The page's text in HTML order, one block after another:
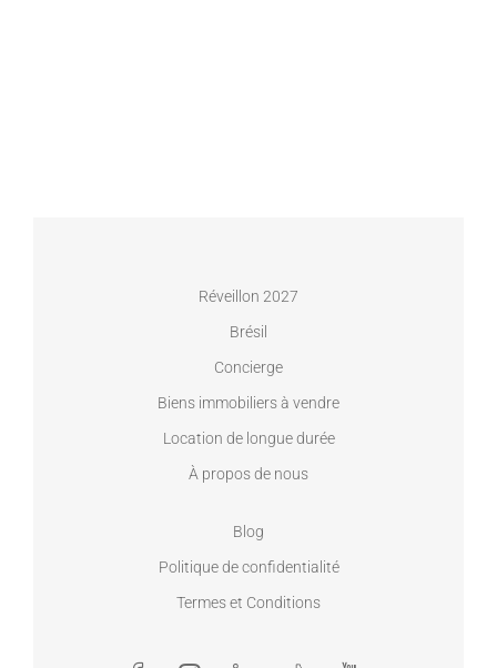
Réveillon 2027
Brésil
Concierge
Biens immobiliers à vendre
Location de longue durée
À propos de nous
Blog
Politique de confidentialité
Termes et Conditions